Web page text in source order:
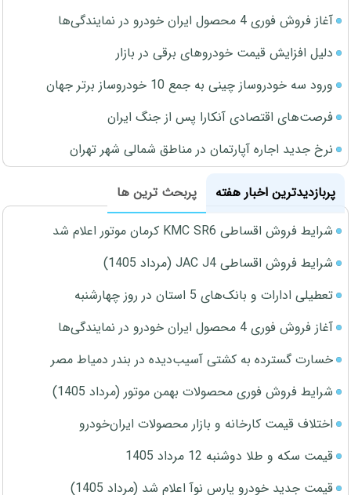
آغاز فروش فوری 4 محصول ایران خودرو در نمایندگی‌ها
دلیل افزایش قیمت خودروهای برقی در بازار
ورود سه خودروساز چینی به جمع 10 خودروساز برتر جهان
فرصت‌های اقتصادی آنکارا پس از جنگ ایران
نرخ جدید اجاره آپارتمان در مناطق شمالی شهر تهران
پربازدیدترین اخبار هفته
پربحث ترین ها
شرایط فروش اقساطی KMC SR6 کرمان موتور اعلام شد
شرایط فروش اقساطی JAC J4 (مرداد 1405)
تعطیلی ادارات و بانک‌های 5 استان در روز چهارشنبه
آغاز فروش فوری 4 محصول ایران خودرو در نمایندگی‌ها
خسارت گسترده به کشتی آسیب‌دیده در بندر دمیاط مصر
شرایط فروش فوری محصولات بهمن موتور (مرداد 1405)
اختلاف قیمت کارخانه و بازار محصولات ایران‌خودرو
قیمت سکه و طلا دوشنبه 12 مرداد 1405
قیمت جدید خودرو پارس نوآ اعلام شد (مرداد 1405)